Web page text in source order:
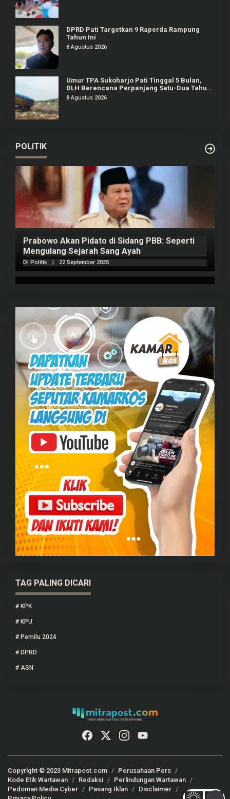
DPRD Pati Targetkan 9 Raperda Rampung
Tahun Ini
8 Agustus 2026
Umur TPA Sukoharjo Pati Tinggal 5 Bulan,
DLH Berencana Perpanjang Satu-Dua Tahun
Lagi
8 Agustus 2026
POLITIK
Prabowo Akan Pidato di Sidang PBB: Seperti
Mengulang Sejarah Sang Ayah
Di Politik 22 September 2025
TAG PALING DICARI
# KPK
# KPU
# Pemilu 2024
# DPRD
# ASN
Copyright © 2023 Mitrapost.com
Perusahaan Pers
Kode Etik Wartawan
Redaksi
Perlindungan Wartawan
Pedoman Media Cyber
Pasang Iklan
Disclaimer